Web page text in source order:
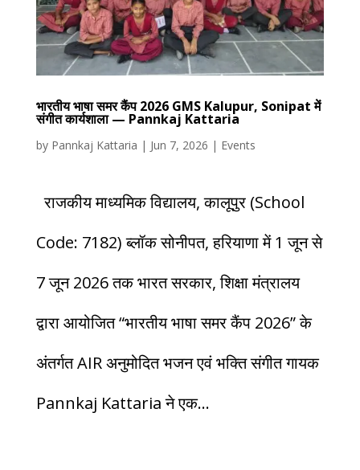
भारतीय भाषा समर कैंप 2026 GMS Kalupur, Sonipat में
संगीत कार्यशाला — Pannkaj Kattaria
by Pannkaj Kattaria | Jun 7, 2026 | Events
राजकीय माध्यमिक विद्यालय, कालूपुर (School
Code: 7182) ब्लॉक सोनीपत, हरियाणा में 1 जून से
7 जून 2026 तक भारत सरकार, शिक्षा मंत्रालय
द्वारा आयोजित “भारतीय भाषा समर कैंप 2026” के
अंतर्गत AIR अनुमोदित भजन एवं भक्ति संगीत गायक
Pannkaj Kattaria ने एक...